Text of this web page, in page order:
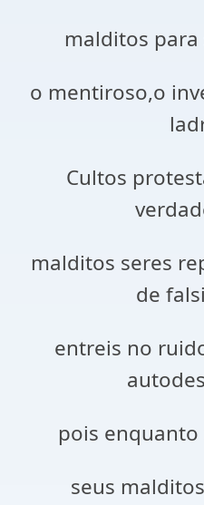
malditos
o mentiroso,o
Cultos
malditos seres
de
entreis no
pois
seus